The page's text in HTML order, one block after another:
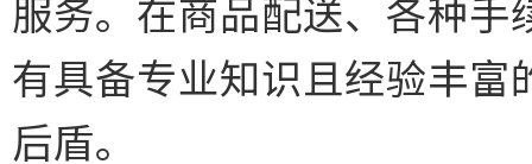
服务。在商品配送、各种
有具备专业知识且经验丰
后盾。